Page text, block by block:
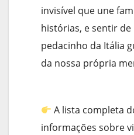
invisível que une
histórias, e sentir
pedacinho da Itália
da nossa própria
A lista completa
informações sobre